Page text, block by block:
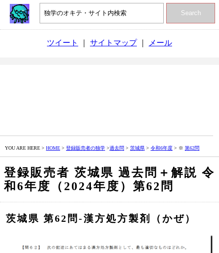
Search
ツイート サイトマップ｜ メール
YOU ARE HERE > HOME > 登録販売者の独学 >過去問 > 茨城県 > 令和6年度 > ※ 第62問
登録販売者 茨城県 過去問＋解説 令
和6年度（2024年度）第62問
茨城県 第62問‐漢方処方製剤（かぜ）